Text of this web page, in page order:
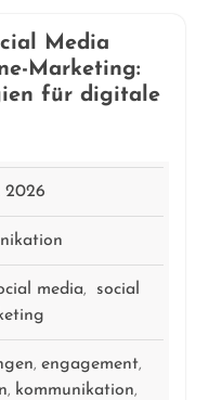
Media
Marketing:
für digitale
2026
media,
social
,engagement,
, kommunikation,